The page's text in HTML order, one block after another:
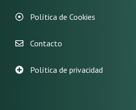
Política de Cookies
Contacto
Política de privacidad